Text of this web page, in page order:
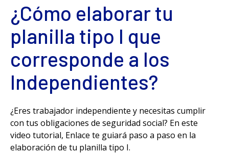
¿Cómo elaborar tu
planilla tipo I que
corresponde a los
Independientes?
¿Eres trabajador independiente y necesitas cumplir
con tus obligaciones de seguridad social? En este
video tutorial, Enlace te guiará paso a paso en la
elaboración de tu planilla tipo I.